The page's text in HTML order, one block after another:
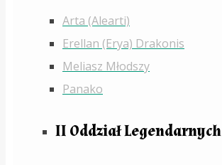
Arta (Alearti)
Erellan (Erya) Drakonis
Meliasz Młodszy
Panako
II Oddział Legendarnych